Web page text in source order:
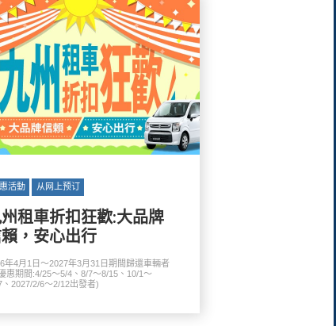
活動 从网上预订
租車折扣狂歡:大品牌
，安心出行
年4月1日～2027年3月31日期間歸還車輛者
惠期間:4/25～5/4、8/7～8/15、10/1～
、2027/2/6～2/12出發者)